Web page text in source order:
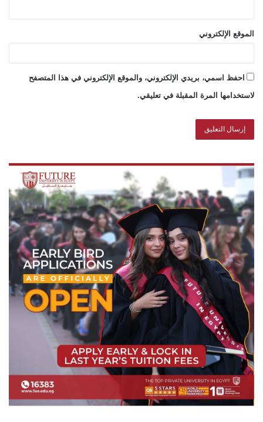
الموقع الإلكتروني
احفظ اسمي، بريدي الإلكتروني، والموقع الإلكتروني في هذا المتصفح
لاستخدامها المرة المقبلة في تعليقي.